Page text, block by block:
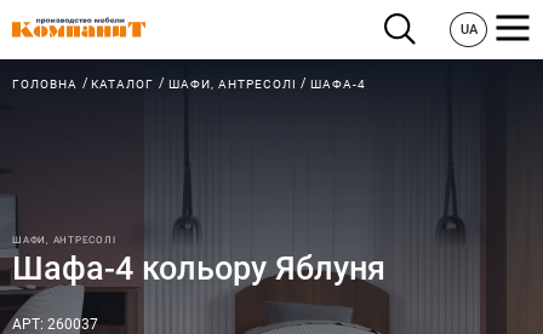
UA
ГОЛОВНА КАТАЛОГ ШАФИ, АНТРЕСОЛІ ШАФА-4
ШАФИ, АНТРЕСОЛІ
Шафа-4 кольору Яблуня
АРТ: 260037